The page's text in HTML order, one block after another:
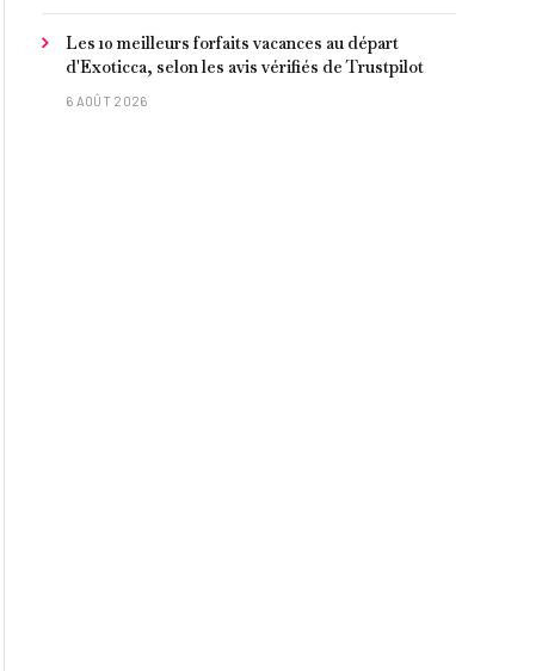
Les 10 meilleurs forfaits vacances au départ
d'Exoticca, selon les avis vérifiés de Trustpilot
6 AOÛT 2026